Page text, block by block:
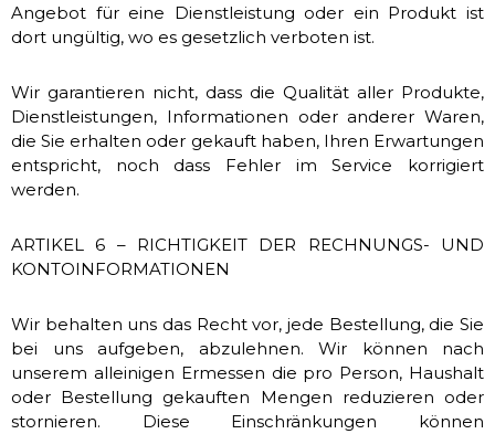
Angebot für eine Dienstleistung oder ein Produkt ist
dort ungültig, wo es gesetzlich verboten ist.
Wir garantieren nicht, dass die Qualität aller Produkte,
Dienstleistungen, Informationen oder anderer Waren,
die Sie erhalten oder gekauft haben, Ihren Erwartungen
entspricht, noch dass Fehler im Service korrigiert
werden.
ARTIKEL 6 – RICHTIGKEIT DER RECHNUNGS- UND
KONTOINFORMATIONEN
Wir behalten uns das Recht vor, jede Bestellung, die Sie
bei uns aufgeben, abzulehnen. Wir können nach
unserem alleinigen Ermessen die pro Person, Haushalt
oder Bestellung gekauften Mengen reduzieren oder
stornieren. Diese Einschränkungen können